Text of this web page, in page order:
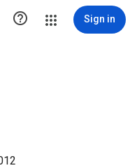
 Sign in